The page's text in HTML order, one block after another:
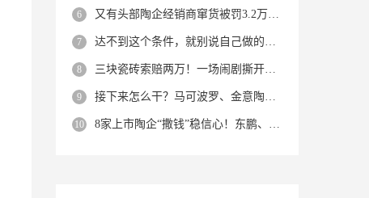
又有头部陶企经销商窜货被罚3.2万！品牌区域保护岌岌可危？
达不到这个条件，就别说自己做的是质感砖！
三块瓷砖索赔两万！一场闹剧撕开了装修“碰瓷”的遮羞布
接下来怎么干？马可波罗、金意陶、蒙娜丽莎、箭牌、欧神诺、宏宇…
8家上市陶企“撒钱”稳信心！东鹏、蒙娜丽莎等启动回购增持